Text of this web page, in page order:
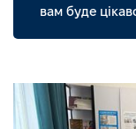
вам буде